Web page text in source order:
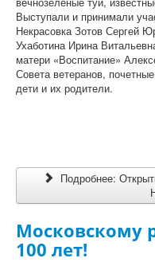
Выступали и принимали
Некрасовка Зотов Сергей
Ухаботина Ирина
матери «Воспитание»
Совета ветеранов,
дети и их родители.
Подробнее:
Московскому
100 лет!